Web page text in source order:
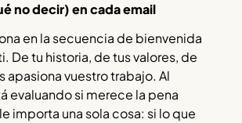
no decir) en cada email
en la secuencia de bienvenida
De tu historia, de tus valores, de
apasiona vuestro trabajo. Al
evaluando si merece la pena
importa una sola cosa: si lo que